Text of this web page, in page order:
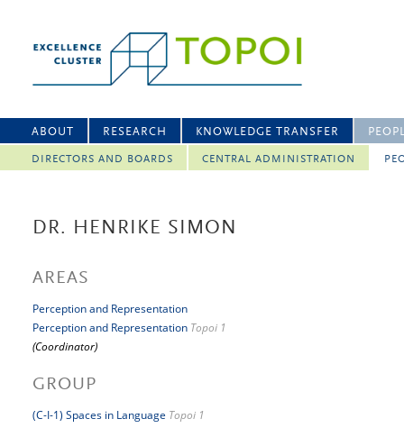
ABOUT RESEARCH KNOWLEDGE TRANSFER
DIRECTORS AND BOARDS CENTRAL ADMINISTRATION
DR. HENRIKE SIMON
AREAS
Perception and Representation
Perception and Representation Topoi 1
(Coordinator)
GROUP
(C-I-1) Spaces in Language Topoi 1